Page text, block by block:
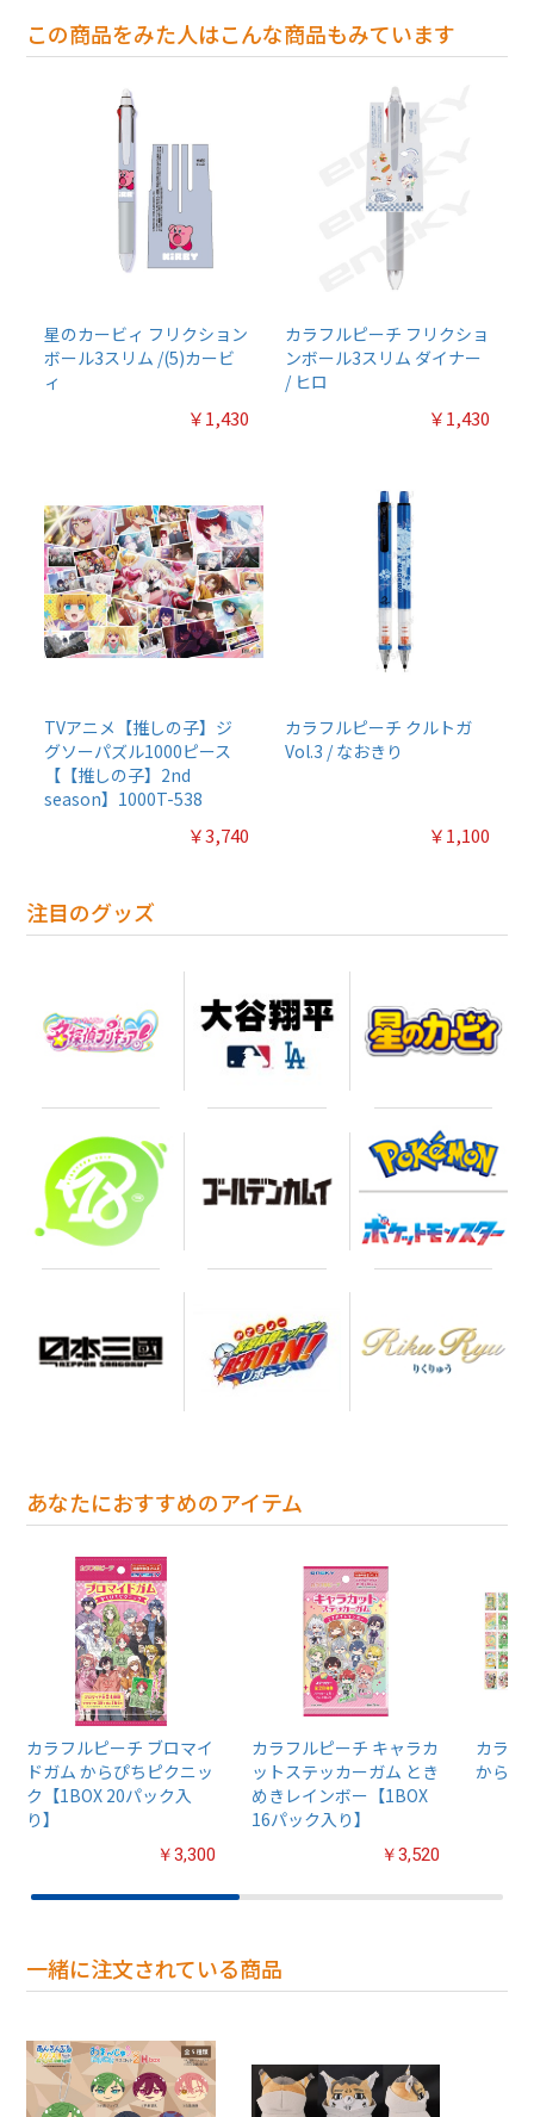
この商品をみた人はこんな商品もみています
星のカービィ フリクション
ボール3スリム /(5)カービ
ィ
￥1,430
カラフルピーチ フリクショ
ンボール3スリム ダイナー
/ ヒロ
￥1,430
TVアニメ【推しの子】ジ
グソーパズル1000ピース
【【推しの子】2nd
season】1000T-538
￥3,740
カラフルピーチ クルトガ
Vol.3 / なおきり
￥1,100
注目のグッズ
あなたにおすすめのアイテム
カラフルピーチ ブロマイ
ドガム からぴちピクニッ
ク【1BOX 20パック入
り】
￥3,300
カラフルピーチ キャラカ
ットステッカーガム とき
めきレインボー【1BOX
16パック入り】
￥3,520
カラフ
からぴ
一緒に注文されている商品